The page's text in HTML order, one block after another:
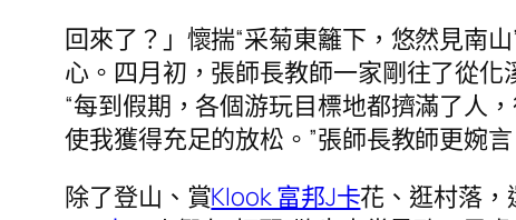
回來了？」懷揣“采菊東籬下，悠然見南
心。四月初，張師長教師一家剛往了從化
“每到假期，各個游玩目標地都擠滿了人
使我獲得充足的放松。”張師長教師更婉
除了登山、賞Klook 富邦J卡花、逛村落，